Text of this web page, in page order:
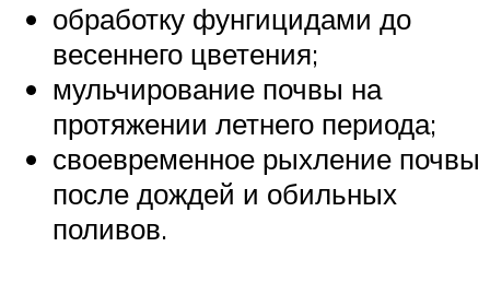
обработку фунгицидами до
весеннего цветения;
мульчирование почвы на
протяжении летнего периода;
своевременное рыхление почвы
после дождей и обильных
поливов.